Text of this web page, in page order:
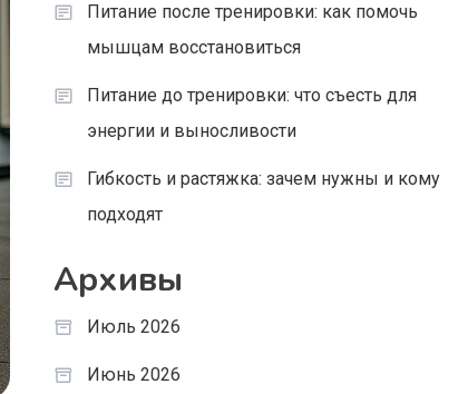
Питание после тренировки: как помочь
мышцам восстановиться
Питание до тренировки: что съесть для
энергии и выносливости
Гибкость и растяжка: зачем нужны и кому
подходят
Архивы
Июль 2026
Июнь 2026